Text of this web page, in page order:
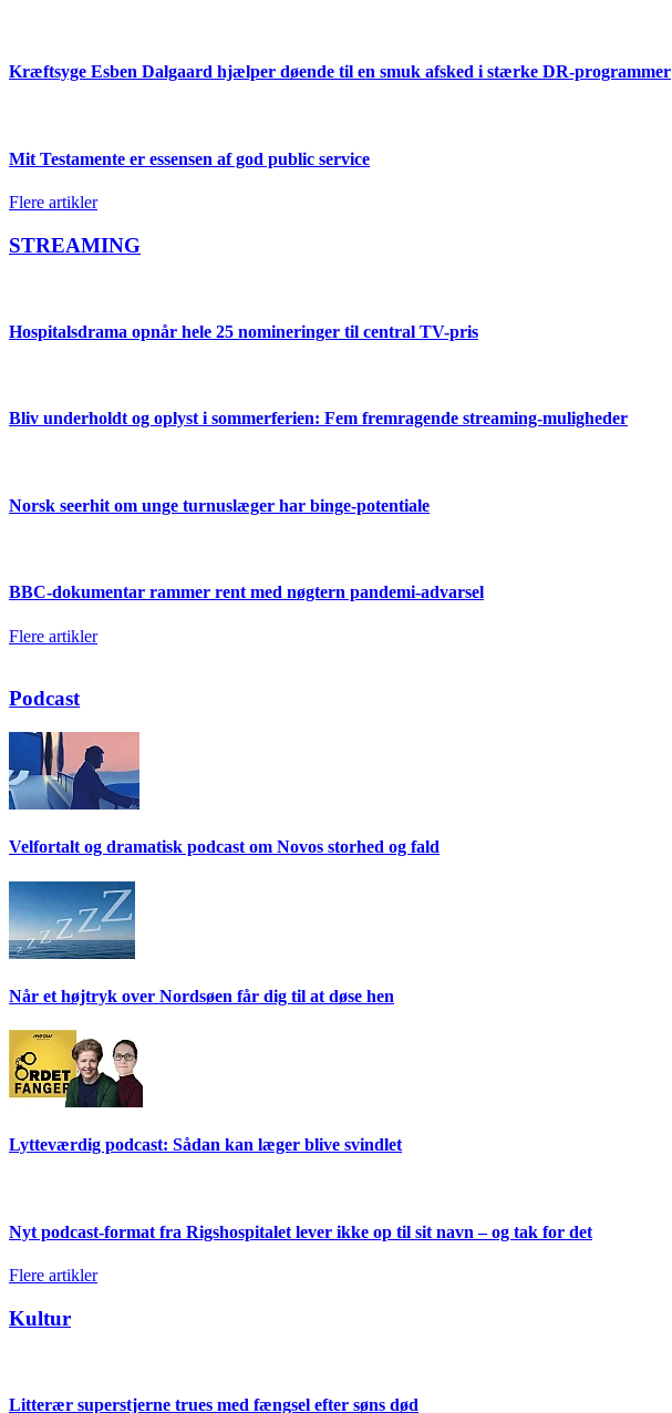
Kræftsyge Esben Dalgaard hjælper døende til en smuk afsked i stærke DR-programmer
Mit Testamente er essensen af god public service
Flere artikler
STREAMING
Hospitalsdrama opnår hele 25 nomineringer til central TV-pris
Bliv underholdt og oplyst i sommerferien: Fem fremragende streaming-muligheder
Norsk seerhit om unge turnuslæger har binge-potentiale
BBC-dokumentar rammer rent med nøgtern pandemi-advarsel
Flere artikler
Podcast
Velfortalt og dramatisk podcast om Novos storhed og fald
Når et højtryk over Nordsøen får dig til at døse hen
Lytteværdig podcast: Sådan kan læger blive svindlet
Nyt podcast-format fra Rigshospitalet lever ikke op til sit navn – og tak for det
Flere artikler
Kultur
Litterær superstjerne trues med fængsel efter søns død